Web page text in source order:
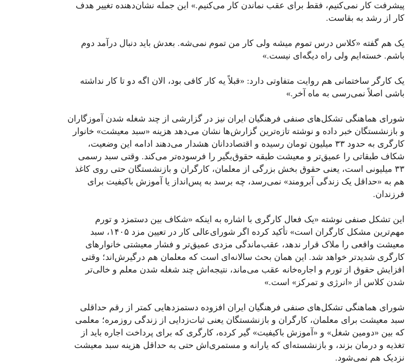
پیشرفت کار نمی‌کنیم، فقط برای عقب نماندن کار می‌کنیم.» این جمله نشان‌دهنده تغییر هدف
کار از رشد به بقاست.
یک هم گفته «کلاس درس تموم میشه ولی کار من تموم نمی‌شه. بعدش باید دنبال درآمد دوم
باشم. خسته‌ایم ولی راه دیگه‌ای نیست.»
یک کارگر ساختمانی هم روایت متفاوتی دارد: «قبلاً یه کار کافی بود، الان اگه دو تا کار نداشته
باشی اصلاً نمی‌رسی به ماه آخر.»
شورای هماهنگی تشکل‌های صنفی فرهنگیان ایران نیز در گزارشی از چند شغله شدن آموزگاران
و بازنشستگان خبر داده و نوشته تازه‌ترین گزارش‌ها نشان می‌دهد هزینه «سبد معیشت» خانوار
کارگری به حدود ۳۳ میلیون تومان رسیده و اقتصاددانان هشدار می‌دهند ادامه این وضعیت،
شکاف طبقاتی را عمیق‌تر و معیشت طبقه حقوق‌بگیر را فرسوده‌تر می‌کند. وقتی سبد رسمی
۳۳ میلیونی است، یعنی حقوق بخش بزرگی از معلمان، کارگران و بازنشستگان حتی روی کاغذ
هم به «حداقل یک زندگی آبرومند» نمی‌رسد، چه برسد به پس‌انداز یا آموزش باکیفیت برای
فرزندان.
این تشکل صنفی نوشته «یک فعال کارگری با اشاره به اینکه «شکاف بین دستمزد و تورم
مهم‌ترین مشکل کارگران است» تأکید کرده اگر شورای‌عالی کار در تعیین مزد ۱۴۰۵، سبد
معیشت واقعی را ملاک قرار ندهد، عقب‌ماندگی مزدی عمیق‌تر و فشار معیشتی خانوارهای
کارگری شدیدتر خواهد شد. این همان بحث سالانه‌ای است که معلمان هم درگیرش‌اند؛ وقتی
افزایش حقوق از تورم و اجاره‌خانه عقب می‌ماند، نتیجه‌اش چند شغله شدن معلم و خالی‌تر
شدن کلاس از «انرژی و تمرکز» است.»
شورای هماهنگی تشکل‌های صنفی فرهنگیان ایران افزوده دستمزدهایی کمتر از رقم حداقلی
سبد معیشت برای معلمان، کارگران و بازنشستگان یعنی ثبات‌زدایی از زندگی روزمره؛ معلمی
که بین «دومین شغل» و «آموزش باکیفیت» گیر کرده، کارگری که برای پرداخت اجاره باید از
تغذیه و درمان بزند، و بازنشسته‌ای که یارانه و مستمری‌اش حتی به حداقل هزینه سبد معیشت
نزدیک هم نمی‌شود.